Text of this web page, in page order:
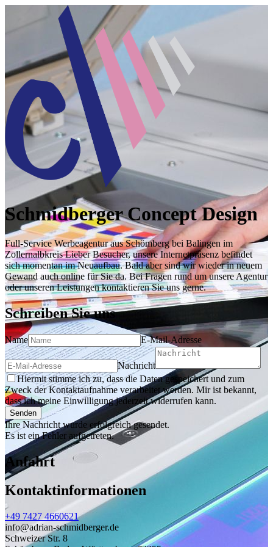
Schmidberger Concept Design
Full-Service Werbeagentur aus Schömberg bei Balingen im
Zollernalbkreis Lieber Besucher, unsere Internetpräsenz befindet
sich momentan im Neuaufbau. Bald aber sind wir wieder in neuem
Gewand auch online für Sie da. Bei Fragen rund um unsere Agentur
oder unseren Leistungen kontaktieren Sie uns gerne.
Schreiben Sie uns
Name E-Mail-Adresse
Nachricht
Hiermit stimme ich zu, dass die Daten gespeichert und zum
Zweck der Kontaktaufnahme verarbeitet werden. Mir ist bekannt,
dass ich meine Einwilligung jederzeit widerrufen kann.
Senden
Ihre Nachricht wurde erfolgreich gesendet.
Es ist ein Fehler aufgetreten.
Anfahrt
Kontaktinformationen
+49 7427 4660621
info@adrian-schmidberger.de
Schweizer Str. 8